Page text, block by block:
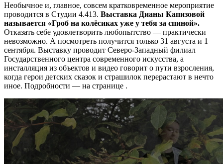
Необычное и, главное, совсем кратковременное мероприятие
проводится в Студии 4.413. Выставка Дианы Капизовой
называется «Гроб на колёсиках уже у тебя за спиной».
Отказать себе удовлетворить любопытство — практически
невозможно. А посмотреть получится только 31 августа и 1
сентября. Выставку проводит Северо-Западный филиал
Государственного центра современного искусства, а
инсталляция из объектов и видео говорит о пути взросления,
когда герои детских сказок и страшилок перерастают в нечто
иное. Подробности — на странице .